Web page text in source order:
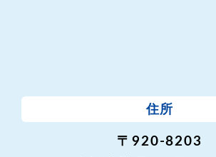
住所
〒920-8203